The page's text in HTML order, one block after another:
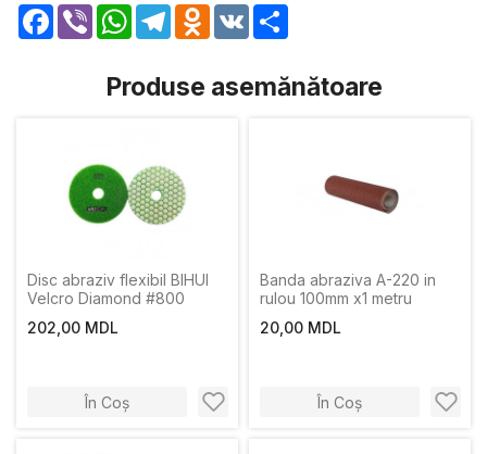
Facebook
Viber WhatsApp
TelegramOdnoklassniki
VK
Produse asemănătoare
Disc abraziv flexibil BIHUI
Velcro Diamond #800
202,00 MDL
În Coș
Banda abraziva A-220 in
rulou 100mm х1 metru
20,00 MDL
În Coș